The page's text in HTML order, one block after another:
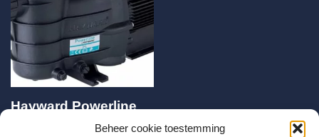
Beheer cookie toestemming
Hayward Powerline
Pomp 0.25Pk Mono